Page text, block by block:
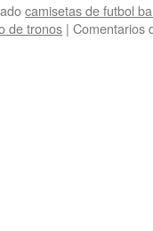
camisetas de futbol
de tronos | Comentarios